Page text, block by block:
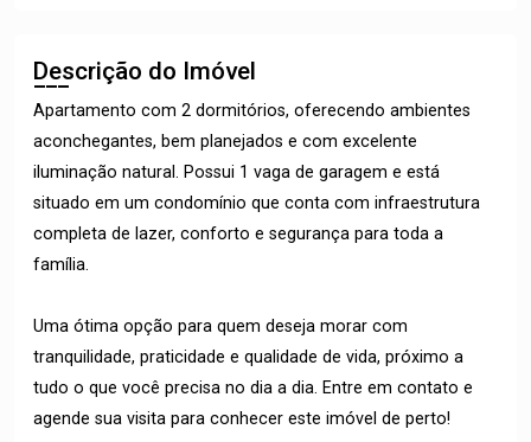
Descrição do Imóvel
Apartamento com 2 dormitórios, oferecendo ambientes
aconchegantes, bem planejados e com excelente
iluminação natural. Possui 1 vaga de garagem e está
situado em um condomínio que conta com infraestrutura
completa de lazer, conforto e segurança para toda a
família.
Uma ótima opção para quem deseja morar com
tranquilidade, praticidade e qualidade de vida, próximo a
tudo o que você precisa no dia a dia. Entre em contato e
agende sua visita para conhecer este imóvel de perto!